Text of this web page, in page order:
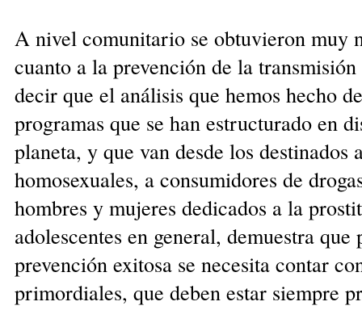
A nivel comunitario se obtuvieron muy
cuanto a la prevención de la
decir que el análisis que hemos hecho
programas que se han estructurado en
planeta, y que van desde los destinados
homosexuales, a consumidores de
hombres y mujeres dedicados a la
adolescentes en general, demuestra
prevención exitosa se necesita contar
primordiales, que deben estar siempre